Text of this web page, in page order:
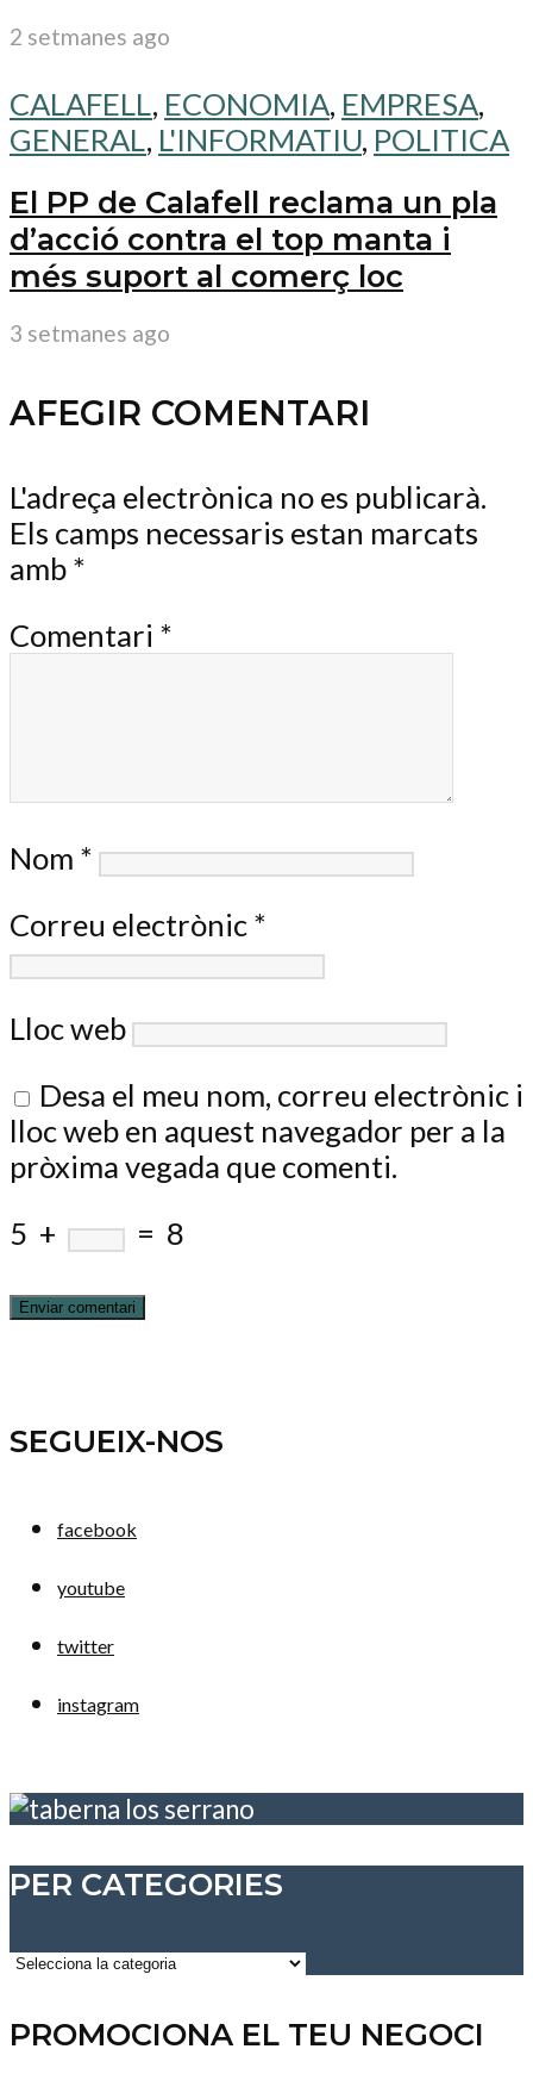
2 setmanes ago
CALAFELL, ECONOMIA, EMPRESA,
GENERAL, L'INFORMATIU, POLITICA
El PP de Calafell reclama un pla
d’acció contra el top manta i
més suport al comerç loc
3 setmanes ago
AFEGIR COMENTARI
L'adreça electrònica no es publicarà.
Els camps necessaris estan marcats
amb *
Comentari *
Nom *
Correu electrònic *
Lloc web
Desa el meu nom, correu electrònic i
lloc web en aquest navegador per a la
pròxima vegada que comenti.
5 + = 8
SEGUEIX-NOS
facebook
youtube
twitter
instagram
PER CATEGORIES
Per
PROMOCIONA EL TEU NEGOCI